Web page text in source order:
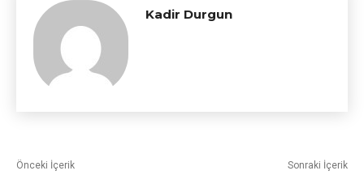
Kadir Durgun
Önceki İçerik Sonraki İçerik